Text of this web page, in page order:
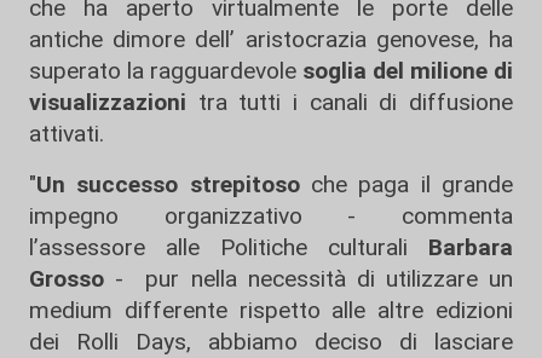
che ha aperto virtualmente le porte delle
antiche dimore dell’ aristocrazia genovese, ha
superato la ragguardevole soglia del milione di
visualizzazioni tra tutti i canali di diffusione
attivati.
"Un successo strepitosoche paga il grande
impegno organizzativo - commenta
l’assessore alle Politiche culturali Barbara
Grosso - pur nella necessità di utilizzare un
medium differente rispetto alle altre edizioni
dei Rolli Days, abbiamo deciso di lasciare